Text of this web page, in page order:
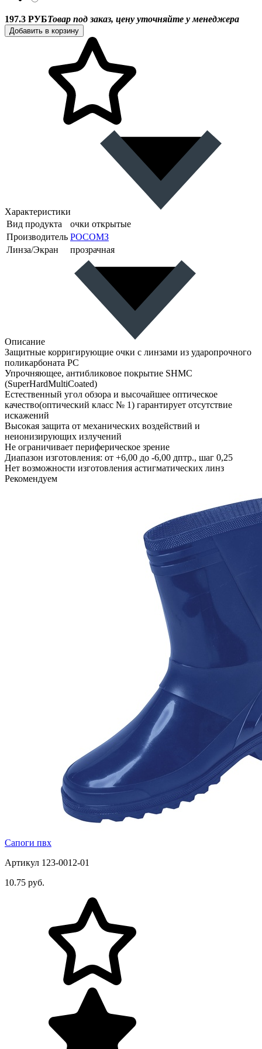
197.3 РУБТовар под заказ, цену уточняйте у менеджера
Добавить в корзину
Характеристики
Вид продукта
очки открытые
Производитель РОСОМЗ
Линза/Экран
прозрачная
Описание
Защитные корригирующие очки с линзами из ударопрочного
поликарбоната РС
Упрочняющее, антибликовое покрытие SНМС
(SuperHardMultiCoated)
Естественный угол обзора и высочайшее оптическое
качество(оптический класс № 1) гарантирует отсутствие
искажений
Высокая защита от механических воздействий и
неионизирующих излучений
Не ограничивает периферическое зрение
Диапазон изготовления: от +6,00 до -6,00 дптр., шаг 0,25
Нет возможности изготовления астигматических линз
Рекомендуем
Сапоги пвх
Артикул 123-0012-01
10.75 руб.